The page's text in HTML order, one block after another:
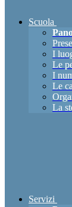
Scuola
I
Le
I
Le
La
Servizi